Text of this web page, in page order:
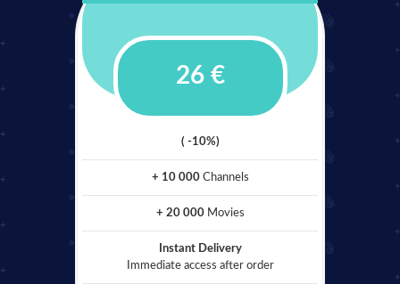
26 €
( -10%)
+ 10 000 Channels
+ 20 000 Movies
Instant Delivery
Immediate access after order